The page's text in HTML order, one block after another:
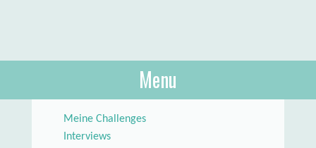
About Books
lilstar.de
Menu
Meine Challenges
Interviews